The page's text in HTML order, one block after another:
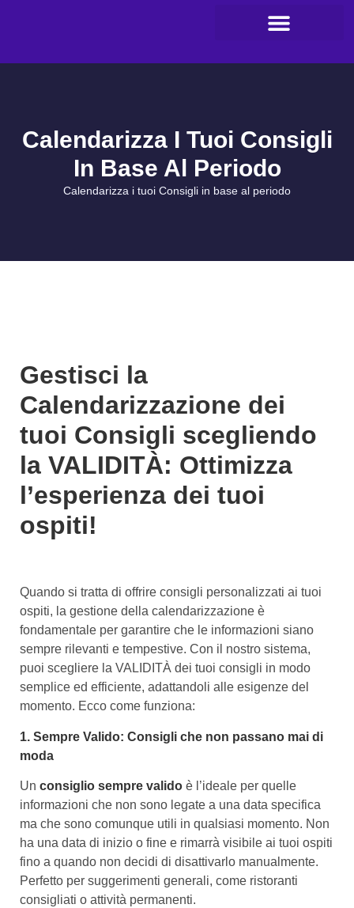
Calendarizza I Tuoi Consigli
In Base Al Periodo
Calendarizza i tuoi Consigli in base al periodo
Gestisci la
Calendarizzazione dei
tuoi Consigli scegliendo
la VALIDITÀ: Ottimizza
l’esperienza dei tuoi
ospiti!
Quando si tratta di offrire consigli personalizzati ai tuoi
ospiti, la gestione della calendarizzazione è
fondamentale per garantire che le informazioni siano
sempre rilevanti e tempestive. Con il nostro sistema,
puoi scegliere la VALIDITÀ dei tuoi consigli in modo
semplice ed efficiente, adattandoli alle esigenze del
momento. Ecco come funziona:
1. Sempre Valido: Consigli che non passano mai di
moda
Un consiglio sempre valido è l’ideale per quelle
informazioni che non sono legate a una data specifica
ma che sono comunque utili in qualsiasi momento. Non
ha una data di inizio o fine e rimarrà visibile ai tuoi ospiti
fino a quando non decidi di disattivarlo manualmente.
Perfetto per suggerimenti generali, come ristoranti
consigliati o attività permanenti.